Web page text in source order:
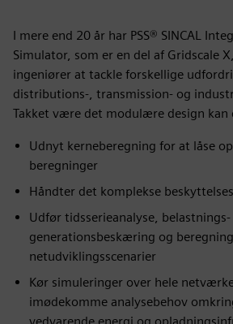
I mere end 20 år har PSS® SINCAL
Simulator, som er en del af Gridscale
ingeniører at tackle forskellige
distributions-, transmission- og
Takket være det modulære design kan
Udnyt kerneberegning for at låse
beregninger
Håndter det komplekse
Udfør tidsserieanalyse, belastnings-
generationsbeskæring og
netudviklingsscenarier
Kør simuleringer over hele
imødekomme analysebehov